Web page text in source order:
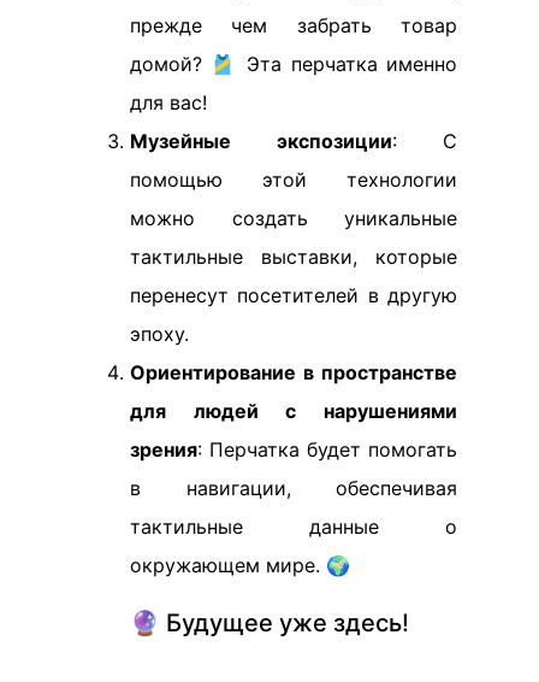
прежде чем забрать товар
домой? 🎽 Эта перчатка именно
для вас!
Музейные экспозиции: С
помощью этой технологии
можно создать уникальные
тактильные выставки, которые
перенесут посетителей в другую
эпоху.
Ориентирование в пространстве
для людей с нарушениями
зрения: Перчатка будет помогать
в навигации, обеспечивая
тактильные данные о
окружающем мире. 🌍
🔮 Будущее уже здесь!